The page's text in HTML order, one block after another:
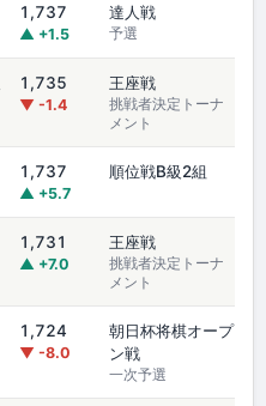
1,737
▲ +1.5
達人戦
予選
1,735
▼ -1.4
王座戦
挑戦者決定トーナ
メント
1,737
▲ +5.7
順位戦B級2組
1,731
▲ +7.0
王座戦
挑戦者決定トーナ
メント
1,724
▼ -8.0
朝日杯将棋オープ
ン戦
一次予選